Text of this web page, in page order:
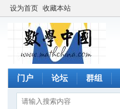
设为首页 收藏本站
门户 论坛 群组